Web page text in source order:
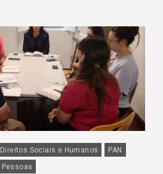
Direitos Sociais e Humanos
PAN
Pessoas